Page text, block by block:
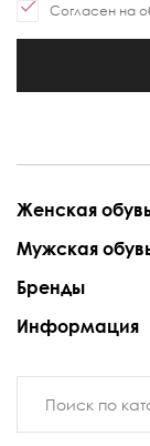
Согласен на
Женская
Мужская
Бренды
Информация